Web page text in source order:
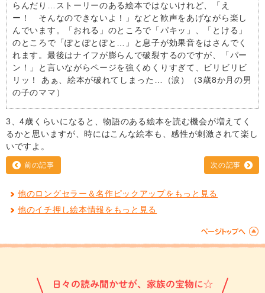
らんだり…ストーリーのある絵本ではないけれど、「え
ー！ そんなのできないよ！」などと歓声をあげながら楽し
んでいます。「おれる」のところで「パキッ」、「とける」
のところで「ぽとぽとぽと…」と息子が効果音をはさんでく
れます。最後はナイフが膨らんで破裂するのですが、「パー
ン！」と言いながらページを強くめくりすぎて、ビリビリビ
リッ！ あぁ、絵本が破れてしまった…（涙）（3歳8か月の男
の子のママ）
3、4歳くらいになると、物語のある絵本を読む機会が増えてく
るかと思いますが、時にはこんな絵本も、感性が刺激されて楽し
いですよ。
前の記事 次の記事
他のロングセラー＆名作ピックアップをもっと見る
他のイチ押し絵本情報をもっと見る
日々の読み聞かせが、家族の宝物に☆